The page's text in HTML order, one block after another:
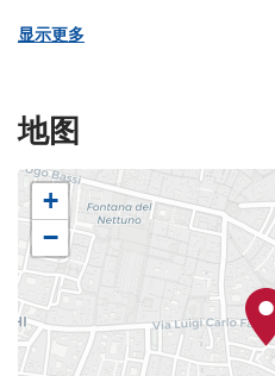
将这片地产购入并重新
可以看到Nicolò
塑。
在圣器收藏室和与
室里是教区博物馆。
和宗教出土文物、圣骨
和陶瓷工艺品、14到18
存的圣骨盒最为珍贵的
纪）、圣乔瓦尼（1414
显示更多
地图
+
−